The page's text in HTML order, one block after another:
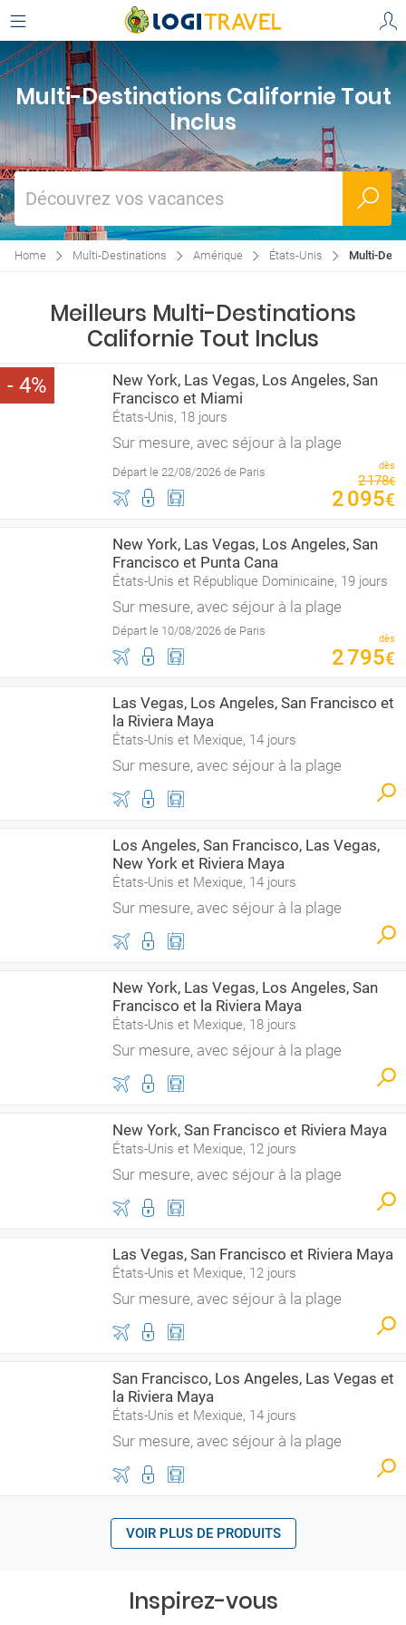
Multi-Destinations Californie Tout
Inclus
Découvrez vos vacances
Home Multi-Destinations Amérique États-Unis Multi-
Meilleurs Multi-Destinations
Californie Tout Inclus
4
New York, Las Vegas, Los Angeles, San
Francisco et Miami
États-Unis, 18 jours
Sur mesure, avec séjour à la plage
Départ le 22/08/2026 de Paris dès
2178€
2095€
New York, Las Vegas, Los Angeles, San
Francisco et Punta Cana
États-Unis et République Dominicaine, 19 jours
Sur mesure, avec séjour à la plage
Départ le 10/08/2026 de Paris
dès
2795€
Las Vegas, Los Angeles, San Francisco et
la Riviera Maya
États-Unis et Mexique, 14 jours
Sur mesure, avec séjour à la plage
Los Angeles, San Francisco, Las Vegas,
New York et Riviera Maya
États-Unis et Mexique, 14 jours
Sur mesure, avec séjour à la plage
New York, Las Vegas, Los Angeles, San
Francisco et la Riviera Maya
États-Unis et Mexique, 18 jours
Sur mesure, avec séjour à la plage
New York, San Francisco et Riviera Maya
États-Unis et Mexique, 12 jours
Sur mesure, avec séjour à la plage
Las Vegas, San Francisco et Riviera Maya
États-Unis et Mexique, 12 jours
Sur mesure, avec séjour à la plage
San Francisco, Los Angeles, Las Vegas et
la Riviera Maya
États-Unis et Mexique, 14 jours
Sur mesure, avec séjour à la plage
VOIR PLUS DE PRODUITS
Inspirez-vous